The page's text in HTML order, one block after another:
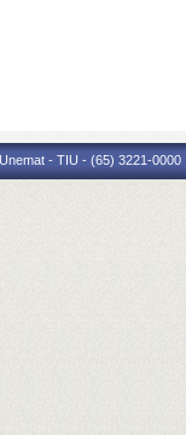
- TIU - (65) 3221-